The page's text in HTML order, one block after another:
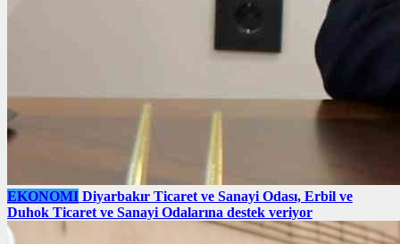
EKONOMI Diyarbakır Ticaret ve Sanayi Odası, Erbil ve
Duhok Ticaret ve Sanayi Odalarına destek veriyor